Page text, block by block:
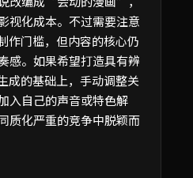
视化成本。不过需要注意
作门槛，但内容的核心仍
感。如果希望打造具有辨
成的基础上，手动调整关
入自己的声音或特色解
质化严重的竞争中脱颖而